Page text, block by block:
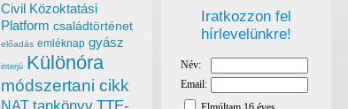
Iratkozzon fel
hírlevelünkre!
Civil Közoktatási
Platform családtörténet
előadás emléknap gyász
interjú Különóra
módszertani cikk